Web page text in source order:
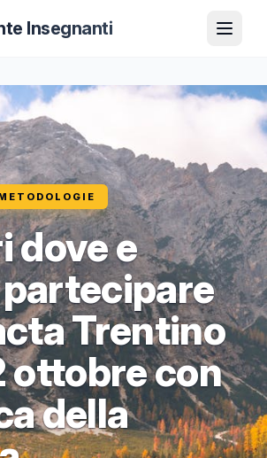
Insegnanti
dove e
Trentino
ottobre con
della